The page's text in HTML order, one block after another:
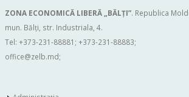
ZONA ECONOMICĂ LIBERĂ „BĂLŢI”. Republica
mun. Bălți, str. Industriala, 4.
Tel: +373-231-88881; +373-231-88883;
office@zelb.md;